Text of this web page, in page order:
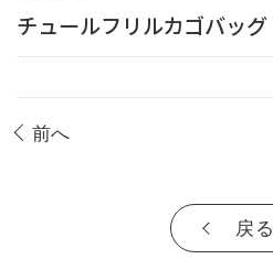
チュールフリルカゴバッグ
前へ
戻る